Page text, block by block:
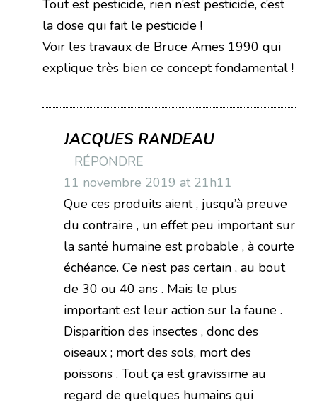
Tout est pesticide, rien n’est pesticide, c’est
la dose qui fait le pesticide !
Voir les travaux de Bruce Ames 1990 qui
explique très bien ce concept fondamental !
JACQUES RANDEAU
RÉPONDRE
11 novembre 2019 at 21h11
Que ces produits aient , jusqu’à preuve
du contraire , un effet peu important sur
la santé humaine est probable , à courte
échéance. Ce n’est pas certain , au bout
de 30 ou 40 ans . Mais le plus
important est leur action sur la faune .
Disparition des insectes , donc des
oiseaux ; mort des sols, mort des
poissons . Tout ça est gravissime au
regard de quelques humains qui